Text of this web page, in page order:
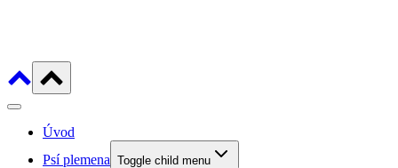
Úvod
Psí plemena Toggle child menu